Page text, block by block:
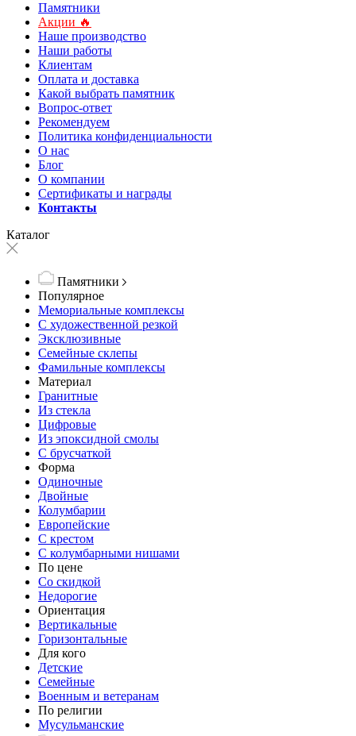
Памятники
Акции 🔥
Наше производство
Наши работы
Клиентам
Оплата и доставка
Какой выбрать памятник
Вопрос-ответ
Рекомендуем
Политика конфиденциальности
О нас
Блог
О компании
Сертификаты и награды
Контакты
Каталог
Памятники
Популярное
Мемориальные комплексы
С художественной резкой
Эксклюзивные
Семейные склепы
Фамильные комплексы
Материал
Гранитные
Из стекла
Цифровые
Из эпоксидной смолы
С брусчаткой
Форма
Одиночные
Двойные
Колумбарии
Европейские
С крестом
С колумбарными нишами
По цене
Со скидкой
Недорогие
Ориентация
Вертикальные
Горизонтальные
Для кого
Детские
Семейные
Военным и ветеранам
По религии
Мусульманские